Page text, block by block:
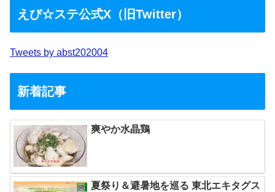
えび☆ステ公式X（旧Twitter）
Tweets by abst202004
新着記事
爽やか水晶鶏
夏祭り＆避暑地を巡る 東北エキタグス